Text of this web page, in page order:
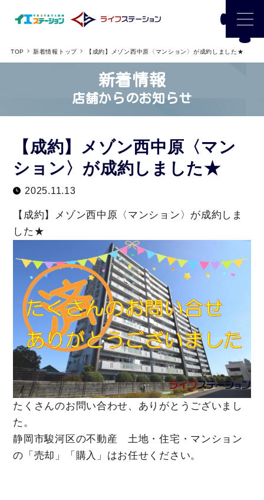
TOP 新着情報トップ 【成約】メゾン西中原〈マンション〉が成約しました★
新着情報
店舗からのお知らせ
【成約】メゾン西中原〈マン
ション〉が成約しました★
2025.11.13
【成約】メゾン西中原〈マンション〉が成約しま
した★
たくさんのお問い合わせ、ありがとうございまし
た。
静岡市駿河区の不動産 土地・住宅・マンション
の「売却」「購入」はお任せください。